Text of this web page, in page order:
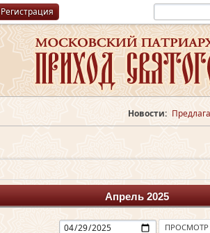
Регистрация
Новости:
Апрель 2025